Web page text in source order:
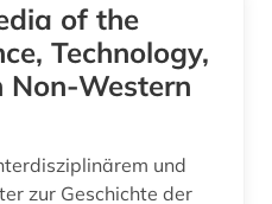
molekularpathologie (1)
of the
Technology,
Non-Western
und
zur Geschichte der